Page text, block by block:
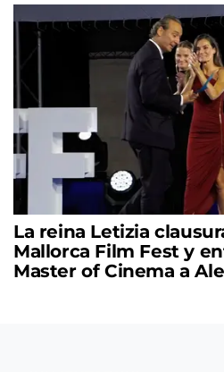
La reina Letizia
Mallorca Film Fest y
Master of Cinema a